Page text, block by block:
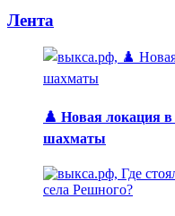
Лента
♟️ Новая локация в
шахматы